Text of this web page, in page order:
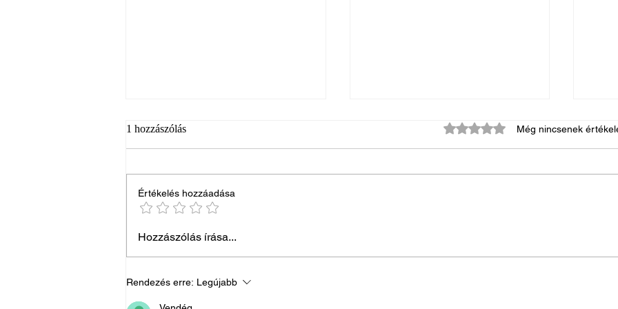
Ismerje meg kollégánkat,
1 hozzászólás 0 csillagot kapott az 5-ből.
Még nincsenek
Értékelés hozzáadása
Hozzászólás írása...
Rendezés erre: Legújabb